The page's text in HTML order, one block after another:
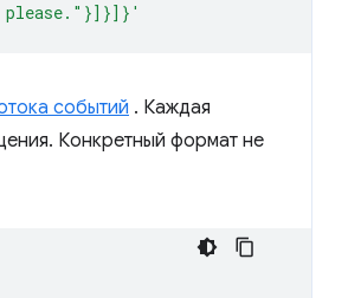
событий . Каждая
Конкретный формат не